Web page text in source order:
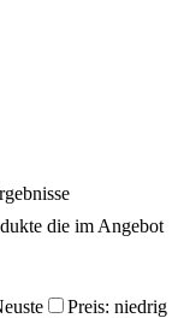
die im Angebot
Preis: niedrig